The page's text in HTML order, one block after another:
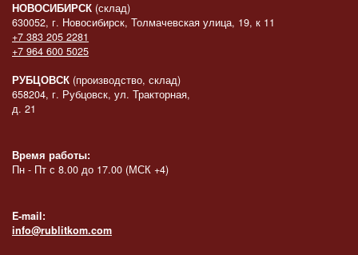
НОВОСИБИРСК (склад)
630052, г. Новосибирск, Толмачевская улица, 19, к 11
+7 383 205 2281
+7 964 600 5025
РУБЦОВСК (производство, склад)
658204, г. Рубцовск, ул. Тракторная,
д. 21
Время работы:
Пн - Пт с 8.00 до 17.00 (МСК +4)
E-mail:
info@rublitkom.com